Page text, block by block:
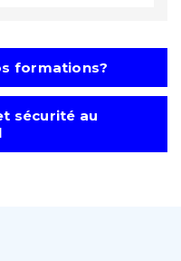
formations?
sécurité au